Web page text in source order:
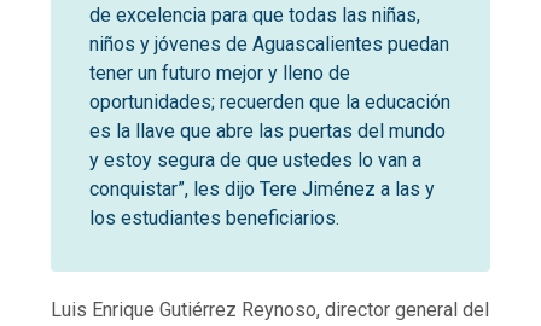
de excelencia para que todas las niñas,
niños y jóvenes de Aguascalientes puedan
tener un futuro mejor y lleno de
oportunidades; recuerden que la educación
es la llave que abre las puertas del mundo
y estoy segura de que ustedes lo van a
conquistar”, les dijo Tere Jiménez a las y
los estudiantes beneficiarios.
Luis Enrique Gutiérrez Reynoso, director general del